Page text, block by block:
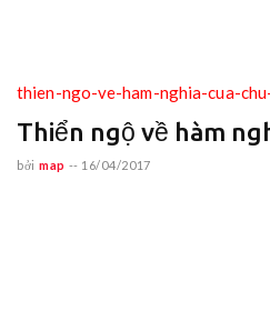
thien-ngo-ve-ham-nghia-cua-
Thiển ngộ về hàm
bởi map -- 16/04/2017